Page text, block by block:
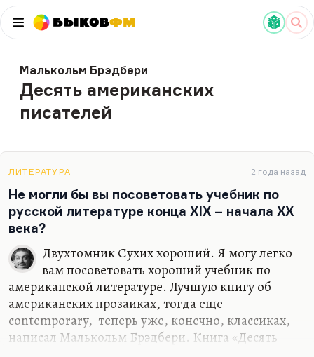
БыковФМ
Малькольм Брэдбери
Десять американских
писателей
ЛИТЕРАТУРА 2 года назад
Не могли бы вы посоветовать учебник по
русской литературе конца ХIХ – начала ХХ
века?
Двухтомник Сухих хороший. Я могу легко
вам посоветовать хороший учебник по
американской литературе. Лучшую книгу об
американских прозаиках, тогда еще
contemporary, теперь уже, конечно, классиках,
написал Малькольм Брэдбери. Книга «Десять